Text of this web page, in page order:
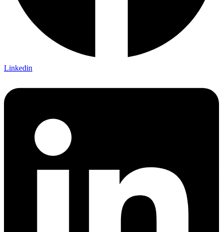
Linkedin